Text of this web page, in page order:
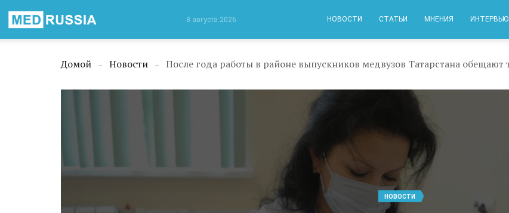
8 августа 2026 НОВОСТИ СТАТЬИ МНЕНИЯ ИНТЕРВЬЮ
Домой → Новости →
НОВОСТИ